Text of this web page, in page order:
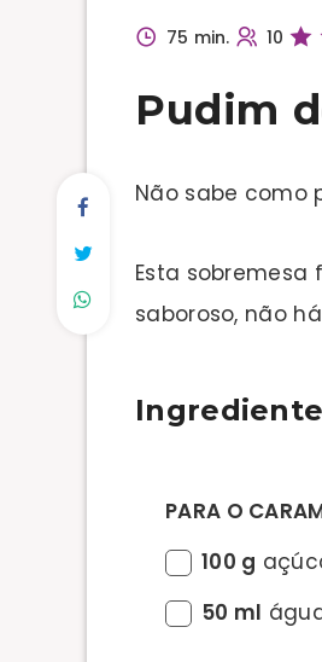
75 min. 10
Pudim
Não sabe como
Esta sobremesa
saboroso, não
PARA O
100 g
50 ml